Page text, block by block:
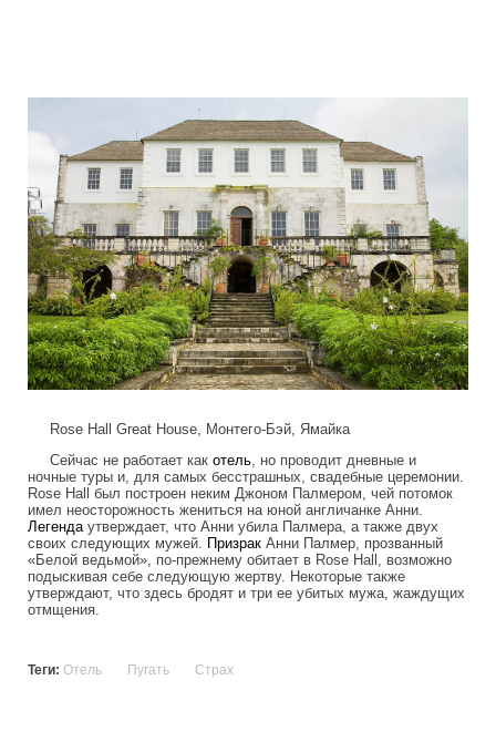
Rose Hall Great House, Монтего-Бэй, Ямайка
Сейчас не работает как отель, но проводит дневные и
ночные туры и, для самых бесстрашных, свадебные церемонии.
Rose Hall был построен неким Джоном Палмером, чей потомок
имел неосторожность жениться на юной англичанке Анни.
Легендаутверждает, что Анни убила Палмера, а также двух
своих следующих мужей. Призрак Анни Палмер, прозванный
«Белой ведьмой», по-прежнему обитает в Rose Hall, возможно
подыскивая себе следующую жертву. Некоторые также
утверждают, что здесь бродят и три ее убитых мужа, жаждущих
отмщения.
Теги: Отель Пугать Страх